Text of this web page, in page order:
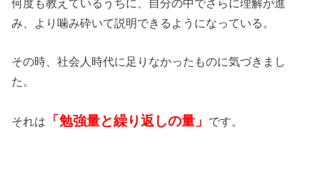
何度も教えているうちに、自分の中でさらに理解が進
み、より噛み砕いて説明できるようになっている。
その時、社会人時代に足りなかったものに気づきまし
た。
それは 「勉強量と繰り返しの量」 です。